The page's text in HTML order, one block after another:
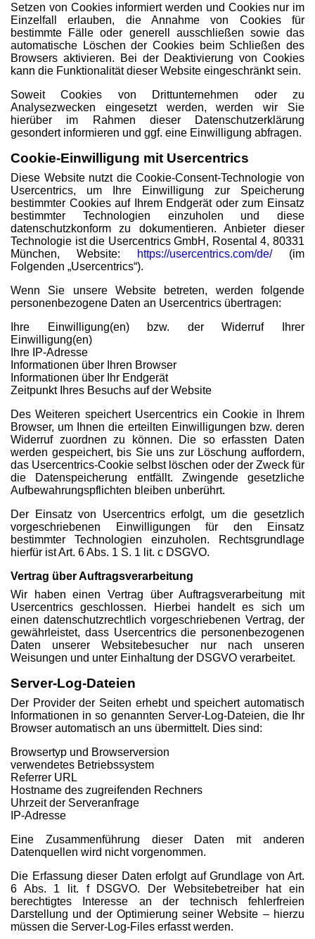
Setzen von Cookies informiert werden und Cookies nur im
Einzelfall erlauben, die Annahme von Cookies für
bestimmte Fälle oder generell ausschließen sowie das
automatische Löschen der Cookies beim Schließen des
Browsers aktivieren. Bei der Deaktivierung von Cookies
kann die Funktionalität dieser Website eingeschränkt sein.
Soweit Cookies von Drittunternehmen oder zu
Analysezwecken eingesetzt werden, werden wir Sie
hierüber im Rahmen dieser Datenschutzerklärung
gesondert informieren und ggf. eine Einwilligung abfragen.
Cookie-Einwilligung mit Usercentrics
Diese Website nutzt die Cookie-Consent-Technologie von
Usercentrics, um Ihre Einwilligung zur Speicherung
bestimmter Cookies auf Ihrem Endgerät oder zum Einsatz
bestimmter Technologien einzuholen und diese
datenschutzkonform zu dokumentieren. Anbieter dieser
Technologie ist die Usercentrics GmbH, Rosental 4, 80331
München, Website:
https://usercentrics.com/de/(im
Folgenden „Usercentrics“).
Wenn Sie unsere Website betreten, werden folgende
personenbezogene Daten an Usercentrics übertragen:
Ihre Einwilligung(en) bzw. der Widerruf Ihrer
Einwilligung(en)
Ihre IP-Adresse
Informationen über Ihren Browser
Informationen über Ihr Endgerät
Zeitpunkt Ihres Besuchs auf der Website
Des Weiteren speichert Usercentrics ein Cookie in Ihrem
Browser, um Ihnen die erteilten Einwilligungen bzw. deren
Widerruf zuordnen zu können. Die so erfassten Daten
werden gespeichert, bis Sie uns zur Löschung auffordern,
das Usercentrics-Cookie selbst löschen oder der Zweck für
die Datenspeicherung entfällt. Zwingende gesetzliche
Aufbewahrungspflichten bleiben unberührt.
Der Einsatz von Usercentrics erfolgt, um die gesetzlich
vorgeschriebenen Einwilligungen für den Einsatz
bestimmter Technologien einzuholen. Rechtsgrundlage
hierfür ist Art. 6 Abs. 1 S. 1 lit. c DSGVO.
Vertrag über Auftragsverarbeitung
Wir haben einen Vertrag über Auftragsverarbeitung mit
Usercentrics geschlossen. Hierbei handelt es sich um
einen datenschutzrechtlich vorgeschriebenen Vertrag, der
gewährleistet, dass Usercentrics die personenbezogenen
Daten unserer Websitebesucher nur nach unseren
Weisungen und unter Einhaltung der DSGVO verarbeitet.
Server-Log-Dateien
Der Provider der Seiten erhebt und speichert automatisch
Informationen in so genannten Server-Log-Dateien, die Ihr
Browser automatisch an uns übermittelt. Dies sind:
Browsertyp und Browserversion
verwendetes Betriebssystem
Referrer URL
Hostname des zugreifenden Rechners
Uhrzeit der Serveranfrage
IP-Adresse
Eine Zusammenführung dieser Daten mit anderen
Datenquellen wird nicht vorgenommen.
Die Erfassung dieser Daten erfolgt auf Grundlage von Art.
6 Abs. 1 lit. f DSGVO. Der Websitebetreiber hat ein
berechtigtes Interesse an der technisch fehlerfreien
Darstellung und der Optimierung seiner Website – hierzu
müssen die Server-Log-Files erfasst werden.